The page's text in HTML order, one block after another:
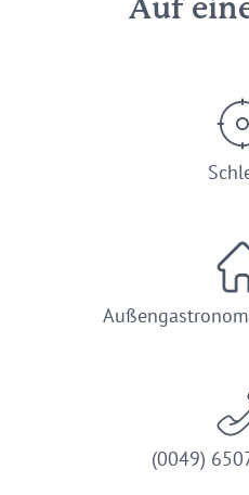
Auf
(0049)